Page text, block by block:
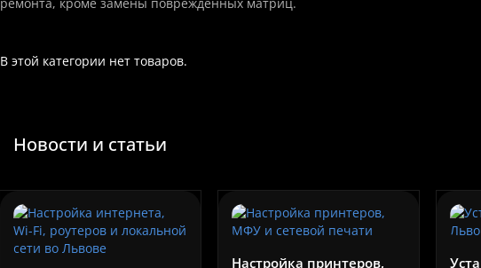
В этой категории нет товаров.
Новости и статьи
Настройка принтеров,